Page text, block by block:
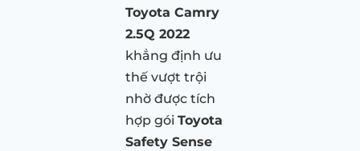
Toyota Camry
2.5Q 2022
khẳng định ưu
thế vượt trội
nhờ được tích
hợp gói Toyota
Safety Sense